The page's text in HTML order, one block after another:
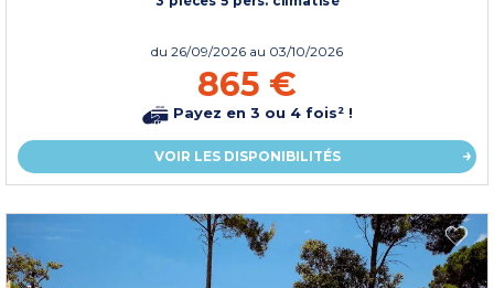
du 26/09/2026 au 03/10/2026
865 €
Payez en 3 ou 4 fois² !
VOIR LES DISPONIBILITÉS